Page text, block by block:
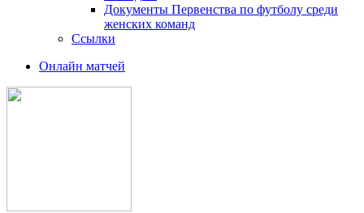
Документы Первенства по футболу среди
женских команд
Ссылки
Онлайн матчей